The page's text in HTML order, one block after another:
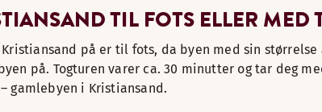
TIL FOTS ELLER MED
på er til fots, da byen med sin
på. Togturen varer ca. 30 minutter og tar deg
gamlebyen i Kristiansand.